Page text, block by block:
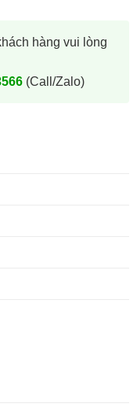
hàng vui lòng
(Call/Zalo)